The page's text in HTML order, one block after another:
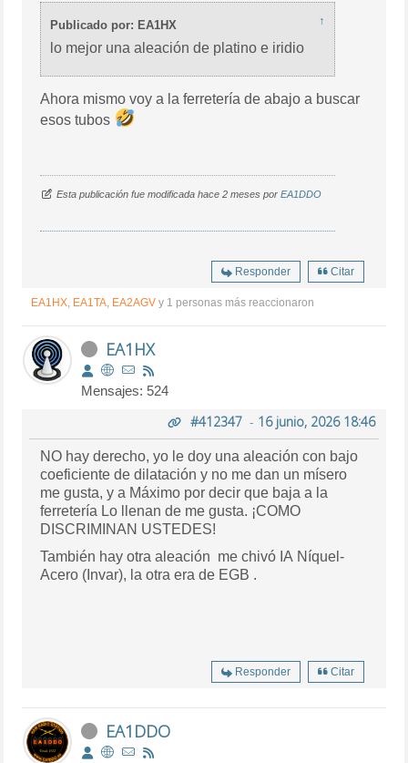
Publicado por: EA1HX ↑
lo mejor una aleación de platino e iridio
Ahora mismo voy a la ferretería de abajo a buscar
esos tubos
Esta publicación fue modificada hace 2 meses porEA1DDO
Responder Citar
EA1HX, EA1TA, EA2AGV y 1 personas más reaccionaron
EA1HX
Mensajes: 524
#412347- 16 junio, 2026 18:46
NO hay derecho, yo le doy una aleación con bajo
coeficiente de dilatación y no me dan un mísero
me gusta, y a Máximo por decir que baja a la
ferretería Lo llenan de me gusta. ¡COMO
DISCRIMINAN USTEDES!
También hay otra aleación me chivó IA Níquel-
Acero (Invar), la otra era de EGB .
Responder Citar
EA1DDO